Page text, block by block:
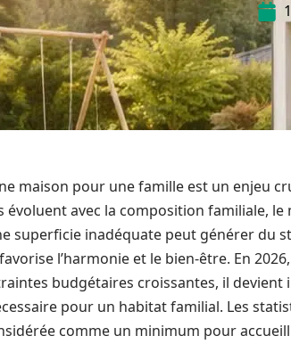
maison pour une famille est un enjeu
évoluent avec la composition familiale,
superficie inadéquate peut générer du
l’harmonie et le bien-être. En
budgétaires croissantes, il devient
pour un habitat familial. Les
comme un minimum pour